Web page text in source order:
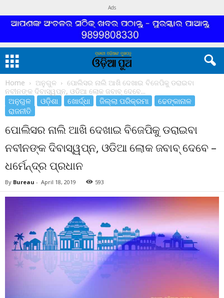
Ads
Home ଅନୁଗୁଳ
ପୋଲିସର ନାଲି ଆଖି ଦେଖାଇ ବିଜେପିକୁ ଡରାଇବା
ନବୀନଙ୍କ ଦିବାସ୍ୱପ୍ନ, ଓଡିଆ ଲୋକ ଜବାବ୍ ଦେବେ...
ଅନୁଗୁଳ ଓଡ଼ିଶା ଖୋର୍ଦ୍ଧା ଜିଲ୍ଲା ପରିକ୍ରମା
ଢେଙ୍କାନାଳ
ରାଜନୀତି
ପୋଲିସର ନାଲି ଆଖି ଦେଖାଇ ବିଜେପିକୁ ଡରାଇବା
ନବୀନଙ୍କ ଦିବାସ୍ୱପ୍ନ, ଓଡିଆ ଲୋକ ଜବାବ୍ ଦେବେ –
ଧର୍ମେନ୍ଦ୍ର ପ୍ରଧାନ
By Bureau - April 18, 2019 593